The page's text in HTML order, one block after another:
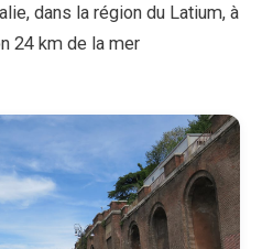
dans la région du Latium, à
24 km de la mer